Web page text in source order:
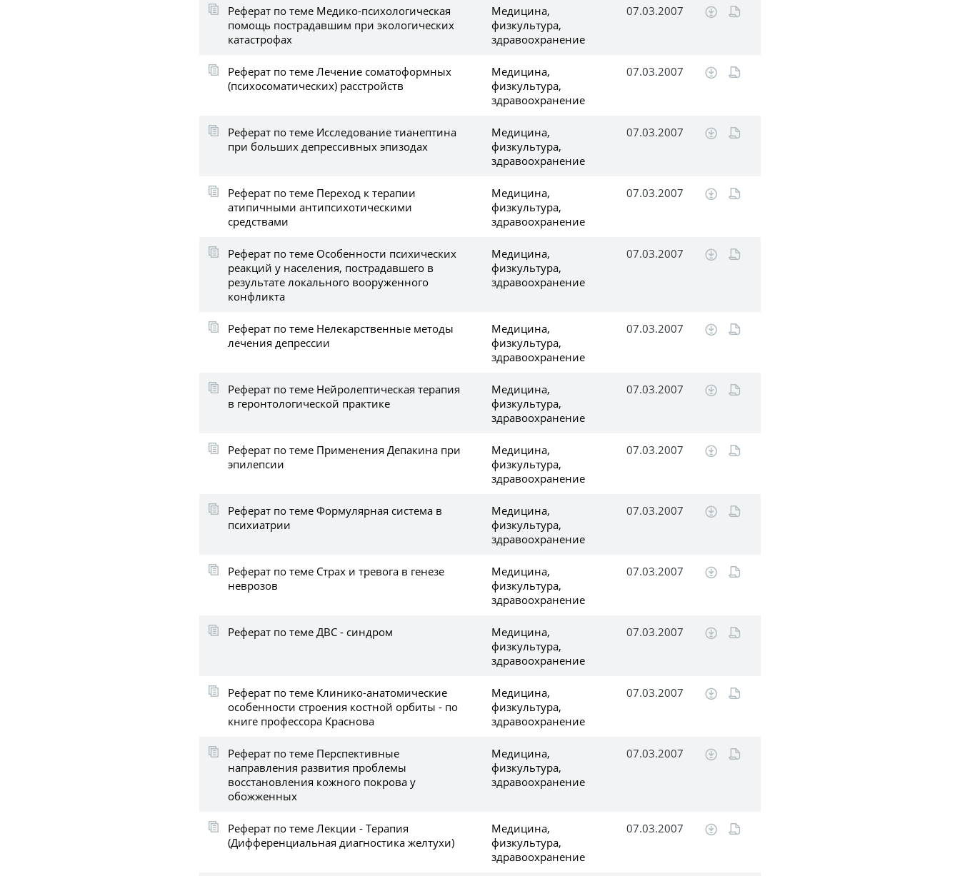
Реферат по теме Медико-психологическая
помощь пострадавшим при экологических
катастрофах
Медицина,
физкультура,
здравоохранение
07.03.2007
Реферат по теме Лечение соматоформных
(психосоматических) расстройств
Медицина,
физкультура,
здравоохранение
07.03.2007
Реферат по теме Исследование тианептина
при больших депрессивных эпизодах
Медицина,
физкультура,
здравоохранение
07.03.2007
Реферат по теме Переход к терапии
атипичными антипсихотическими
средствами
Медицина,
физкультура,
здравоохранение
07.03.2007
Реферат по теме Особенности психических
реакций у населения, пострадавшего в
результате локального вооруженного
конфликта
Медицина,
физкультура,
здравоохранение
07.03.2007
Реферат по теме Нелекарственные методы
лечения депрессии
Медицина,
физкультура,
здравоохранение
07.03.2007
Реферат по теме Нейролептическая терапия
в геронтологической практике
Медицина,
физкультура,
здравоохранение
07.03.2007
Реферат по теме Применения Депакина при
эпилепсии
Медицина,
физкультура,
здравоохранение
07.03.2007
Реферат по теме Формулярная система в
психиатрии
Медицина,
физкультура,
здравоохранение
07.03.2007
Реферат по теме Страх и тревога в генезе
неврозов
Медицина,
физкультура,
здравоохранение
07.03.2007
Реферат по теме ДВС - синдром
Медицина,
физкультура,
здравоохранение
07.03.2007
Реферат по теме Клинико-анатомические
особенности строения костной орбиты - по
книге профессора Краснова
Медицина,
физкультура,
здравоохранение
07.03.2007
Реферат по теме Перспективные
направления развития проблемы
восстановления кожного покрова у
обожженных
Медицина,
физкультура,
здравоохранение
07.03.2007
Реферат по теме Лекции - Терапия
(Дифференциальная диагностика желтухи)
Медицина,
физкультура,
здравоохранение
07.03.2007